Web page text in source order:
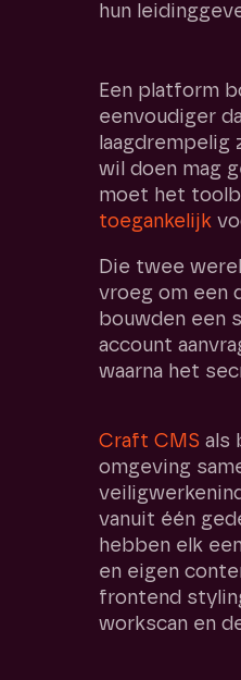
hun
Een platform
eenvoudiger
wil doen mag
moet het
toegankelijk
Die twee
vroeg om een
bouwden een
account
waarna het
Craft CMS als
omgeving
vanuit één
hebben elk
en eigen
frontend
workscan en